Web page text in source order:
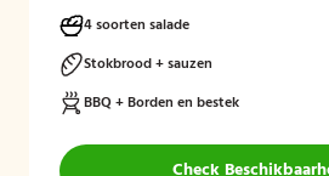
4 soorten salade
Stokbrood + sauzen
BBQ + Borden en bestek